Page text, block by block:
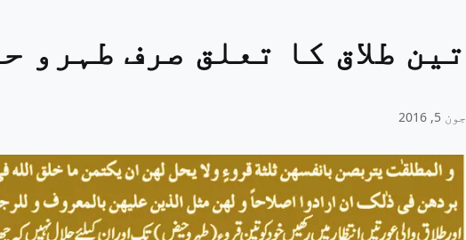
تین طلاق کا تعلق صرف طہرو
جون 5, 2016